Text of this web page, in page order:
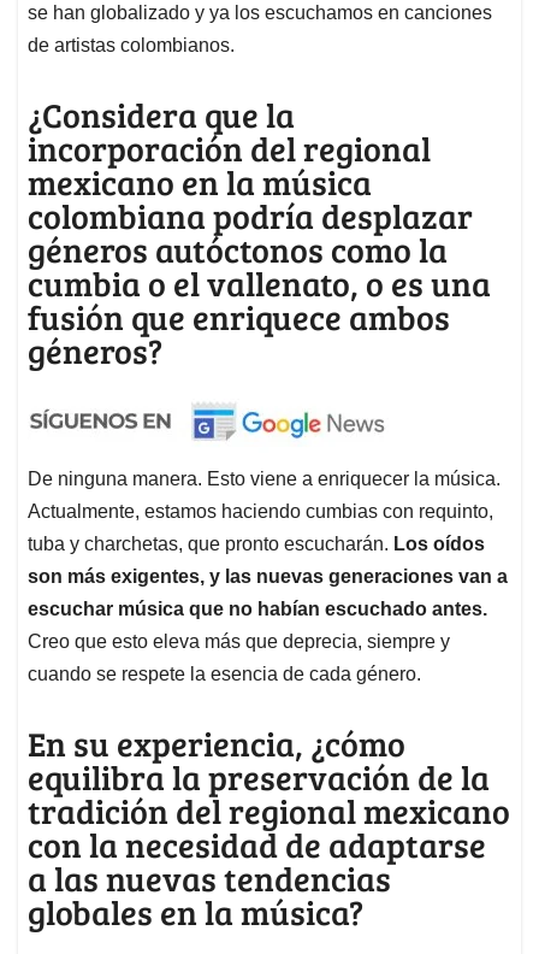
se han globalizado y ya los escuchamos en canciones
de artistas colombianos.
¿Considera que la
incorporación del regional
mexicano en la música
colombiana podría desplazar
géneros autóctonos como la
cumbia o el vallenato, o es una
fusión que enriquece ambos
géneros?
De ninguna manera. Esto viene a enriquecer la música.
Actualmente, estamos haciendo cumbias con requinto,
tuba y charchetas, que pronto escucharán. Los oídos
son más exigentes, y las nuevas generaciones van a
escuchar música que no habían escuchado antes.
Creo que esto eleva más que deprecia, siempre y
cuando se respete la esencia de cada género.
En su experiencia, ¿cómo
equilibra la preservación de la
tradición del regional mexicano
con la necesidad de adaptarse
a las nuevas tendencias
globales en la música?